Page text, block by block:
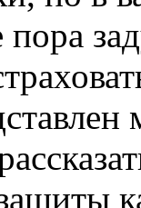
пора